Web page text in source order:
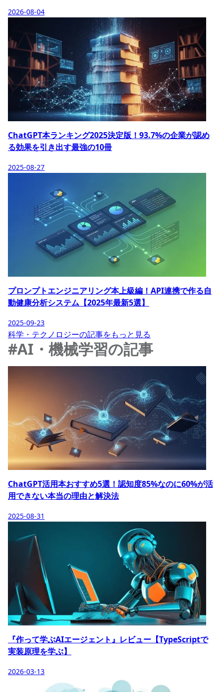
2026-08-04
ChatGPT本ランキング2025決定版！93.7%の企業が認め
る効果を引き出す最強の10冊
2025-08-27
プロンプトエンジニアリング本上級編！API連携で作る自
動健康分析システム【2025年最新5選】
2025-09-23
科学・テクノロジーの記事をもっと見る
#AI・機械学習の記事
ChatGPT活用本おすすめ5選！認知度85%なのに60%が活
用できない本当の理由と解決法
2025-08-31
『作って学ぶAIエージェント』レビュー【TypeScriptで
実装原理を学ぶ】
2026-03-13